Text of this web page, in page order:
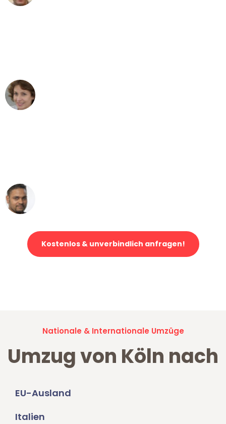
Kostenlos & unverbindlich anfragen!
Nationale & Internationale Umzüge
Umzug von Köln nach
EU-Ausland
Italien